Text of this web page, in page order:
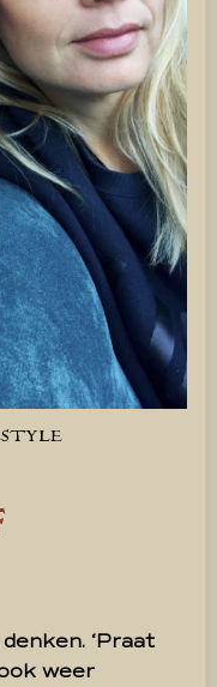
denken. ‘Praat
weer